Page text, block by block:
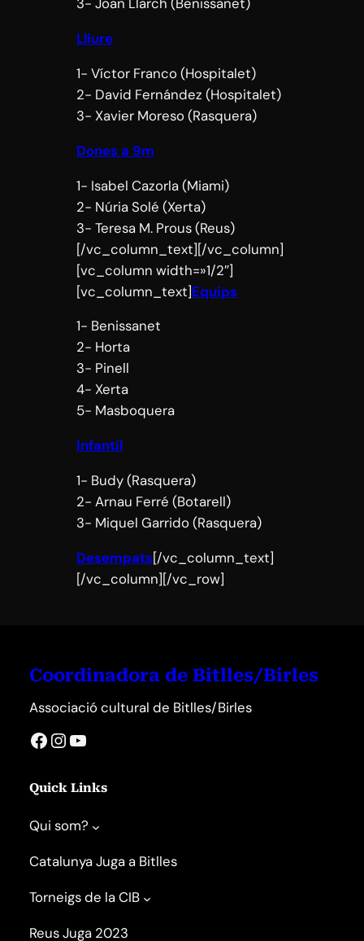
3- Joan Llarch (Benissanet)
Lliure
1- Víctor Franco (Hospitalet)
2- David Fernández (Hospitalet)
3- Xavier Moreso (Rasquera)
Dones a 9m
1- Isabel Cazorla (Miami)
2- Núria Solé (Xerta)
3- Teresa M. Prous (Reus)
[/vc_column_text][/vc_column]
[vc_column width=»1/2″]
[vc_column_text]Equips
1- Benissanet
2- Horta
3- Pinell
4- Xerta
5- Masboquera
Infantil
1- Budy (Rasquera)
2- Arnau Ferré (Botarell)
3- Miquel Garrido (Rasquera)
Desempats[/vc_column_text]
[/vc_column][/vc_row]
Coordinadora de Bitlles/Birles
Associació cultural de Bitlles/Birles
Facebook InstagramYouTube
Quick Links
Qui som?
Catalunya Juga a Bitlles
Torneigs de la CIB
Reus Juga 2023